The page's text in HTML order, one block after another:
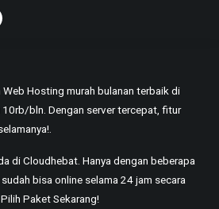
Hosting murah bulanan terbaik di
10rb/bln. Dengan server tercepat, fitur
di Cloudhebat. Hanya dengan beberapa
bisa online selama 24 jam secara
Paket Sekarang!​